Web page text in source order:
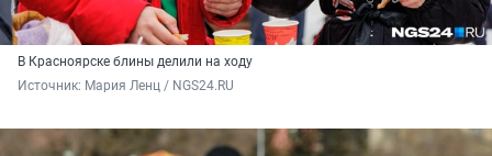
В Красноярске блины делили на ходу
Источник: Мария Ленц / NGS24.RU